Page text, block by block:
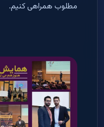
مطلوب همراهی کنیم.